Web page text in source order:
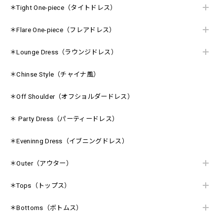
＊Tight One-piece（タイトドレス）
＊Flare One-piece（フレアドレス）
＊Lounge Dress（ラウンジドレス）
＊Chinse Style（チャイナ風）
＊Off Shoulder（オフショルダードレス）
＊ Party Dress（パーティードレス）
＊Eveninng Dress（イブニングドレス）
＊Outer（アウター）
＊Tops（トップス）
＊Bottoms（ボトムス）